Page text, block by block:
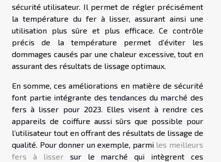
sécurité utilisateur. Il permet de régler précisément
la température du fer à lisser, assurant ainsi une
utilisation plus sûre et plus efficace. Ce contrôle
précis de la température permet d’éviter les
dommages causés par une chaleur excessive, tout en
assurant des résultats de lissage optimaux.
En somme, ces améliorations en matière de sécurité
font partie intégrante des tendances du marché des
fers à lisser pour 2023. Elles visent à rendre ces
appareils de coiffure aussi sûrs que possible pour
l’utilisateur tout en offrant des résultats de lissage de
qualité. Pour donner un exemple, parmi les meilleurs
fers à lissersur le marché qui intègrent ces